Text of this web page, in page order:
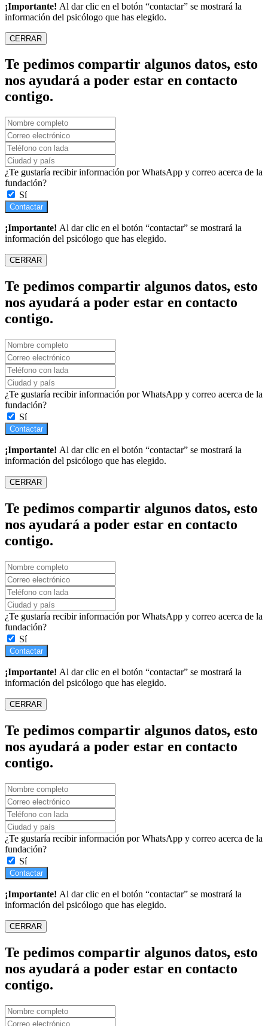
¡Importante! Al dar clic en el botón “contactar” se mostrará la
información del psicólogo que has elegido.
CERRAR
Te pedimos compartir algunos datos, esto
nos ayudará a poder estar en contacto
contigo.
¿Te gustaría recibir información por WhatsApp y correo acerca de la
fundación?
Sí
Contactar
¡Importante! Al dar clic en el botón “contactar” se mostrará la
información del psicólogo que has elegido.
CERRAR
Te pedimos compartir algunos datos, esto
nos ayudará a poder estar en contacto
contigo.
¿Te gustaría recibir información por WhatsApp y correo acerca de la
fundación?
Sí
Contactar
¡Importante! Al dar clic en el botón “contactar” se mostrará la
información del psicólogo que has elegido.
CERRAR
Te pedimos compartir algunos datos, esto
nos ayudará a poder estar en contacto
contigo.
¿Te gustaría recibir información por WhatsApp y correo acerca de la
fundación?
Sí
Contactar
¡Importante! Al dar clic en el botón “contactar” se mostrará la
información del psicólogo que has elegido.
CERRAR
Te pedimos compartir algunos datos, esto
nos ayudará a poder estar en contacto
contigo.
¿Te gustaría recibir información por WhatsApp y correo acerca de la
fundación?
Sí
Contactar
¡Importante! Al dar clic en el botón “contactar” se mostrará la
información del psicólogo que has elegido.
CERRAR
Te pedimos compartir algunos datos, esto
nos ayudará a poder estar en contacto
contigo.